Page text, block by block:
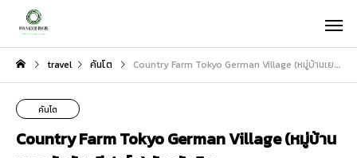
travel คันโต Country Farm Tokyo German Village (หมู่บ้านเยอรมันคันทรีฟาร์ม) จังหวัดชิบะ
คันโต
Country Farm Tokyo German Village (หมู่บ้าน